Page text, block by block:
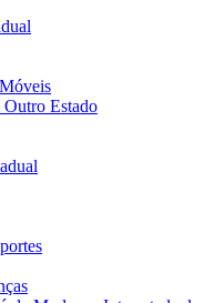
Outro Estado